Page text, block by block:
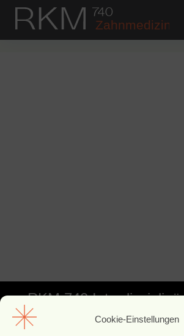
Cookie-Einstellungen
RKM 740
Facharztklinik